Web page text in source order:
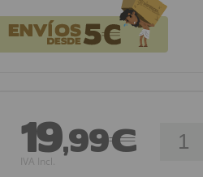
19,99€
IVA Incl.